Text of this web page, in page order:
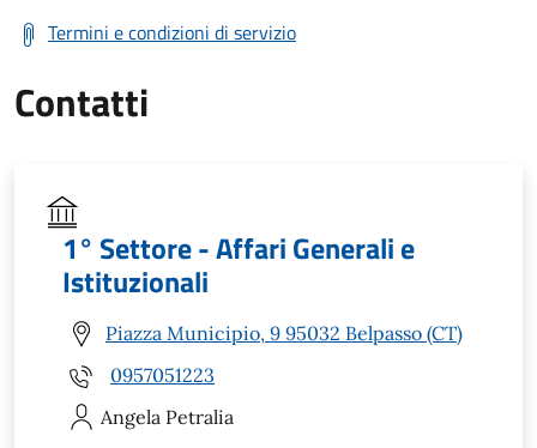
Termini e condizioni di servizio
Contatti
1° Settore - Affari Generali e
Istituzionali
Piazza Municipio, 9 95032 Belpasso (CT)
0957051223
Angela Petralia